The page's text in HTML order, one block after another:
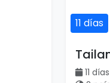
USD
por